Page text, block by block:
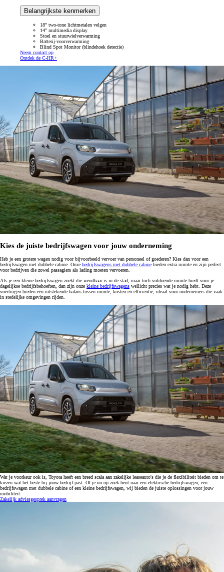
Belangrijkste kenmerken
18" two-tone lichtmetalen velgen
14” multimedia display
Stoel en stuurwielverwarming
Batterij-voorverwarming
Blind Spot Monitor (blindehoek detectie)
Neem contact op
Ontdek de C-HR+
Kies de juiste bedrijfswagen voor jouw onderneming
Heb je een grotere wagen nodig voor bijvoorbeeld vervoer van personeel of goederen? Kies dan voor een
bedrijfswagen met dubbele cabine. Onze bedrijfswagens met dubbele cabine bieden extra ruimte en zijn perfect
voor bedrijven die zowel passagiers als lading moeten vervoeren.
Als je een kleine bedrijfswagen zoekt die wendbaar is in de stad, maar toch voldoende ruimte biedt voor je
dagelijkse bedrijfsbehoeften, dan zijn onze kleine bedrijfswagens wellicht precies wat je nodig hebt. Deze
voertuigen bieden een uitstekende balans tussen ruimte, kosten en efficiëntie, ideaal voor ondernemers die vaak
in stedelijke omgevingen rijden.
Wat je voorkeur ook is, Toyota heeft een breed scala aan zakelijke leaseauto's die je de flexibiliteit bieden om te
kiezen wat het beste bij jouw bedrijf past. Of je nu op zoek bent naar een elektrische bedrijfswagen, een
bedrijfswagen met dubbele cabine of een kleine bedrijfswagen, wij bieden de juiste oplossingen voor jouw
mobiliteit.
Zakelijk adviesgesprek aanvragen